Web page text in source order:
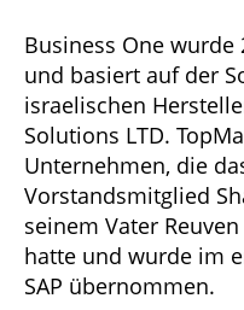
Business One wurde
und basiert auf der
israelischen
Solutions LTD.
Unternehmen, die
Vorstandsmitglied
seinem Vater
hatte und wurde im
SAP übernommen.